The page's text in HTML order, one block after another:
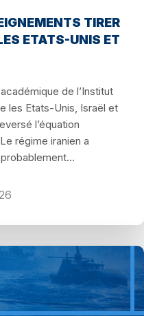
TIRER
ETATS-UNIS ET
de l’Institut
les Etats-Unis, Israël et
l’équation
régime iranien a